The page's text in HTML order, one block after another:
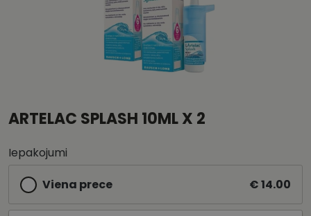
ARTELAC SPLASH 10ML X 2
Iepakojumi
Viena prece
€ 14.00